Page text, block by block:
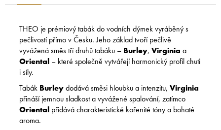
THEO je prémiový tabák do vodních dýmek vyráběný s
pečlivostí přímo v Česku. Jeho základ tvoří pečlivě
vyvážená směs tří druhů tabáku – Burley, Virginia a
Oriental – které společně vytvářejí harmonický profil chuti
i síly.
Tabák Burleydodává směsi hloubku a intenzitu, Virginia
přináší jemnou sladkost a vyvážené spalování, zatímco
Oriental přidává charakteristické kořenité tóny a bohaté
aroma.